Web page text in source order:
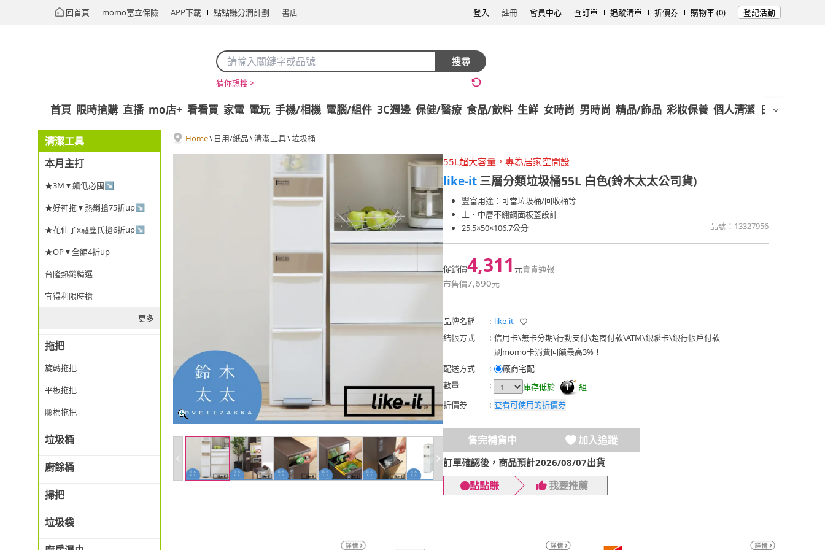
回首頁 momo富立保險 APP下載 點點賺分潤計劃 書店 登入 註冊 會員中心 查訂單 追蹤清單 折價券 購物車 (0) 登記活動
搜尋
猜你想搜 >
首頁 限時搶購 直播 mo店+ 看看買 家電 電玩 手機/相機 電腦/組件 3C週邊 保健/醫療 食品/飲料 生鮮 女時尚 男時尚 精品/飾品 彩妝保養 個人清潔 日用/紙品
清潔工具
本月主打
★3M▼飆低必囤↘
★好神拖▼熱銷搶75折up↘
★花仙子x驅塵氏搶6折up↘
★OP▼全館4折up
台隆熱銷精選
宜得利限時搶
更多
拖把
旋轉拖把
平板拖把
膠棉拖把
垃圾桶
廚餘桶
掃把
垃圾袋
Home\ 日用/紙品\清潔工具\垃圾桶
55L超大容量，專為居家空間設
like-it三層分類垃圾桶55L 白色(鈴木太太公司貨)
豐富用途：可當垃圾桶/回收桶等
上、中層不鏽鋼面板蓋設計
25.5×50×106.7公分
品號： 13327956
促銷價4,311 元賣貴通報
市售價7,690元
品牌名稱 : like-it
結帳方式
: 信用卡\無卡分期\行動支付\超商付款\ATM\銀聯卡\銀行帳戶付款
刷momo卡消費回饋最高3%！
配送方式
:
廠商宅配
數量
: 庫存低於 1
組
折價券
: 查看可使用的折價券
售完補貨中 加入追蹤
訂單確認後，商品預計2026/08/07出貨
點點賺 我要推薦